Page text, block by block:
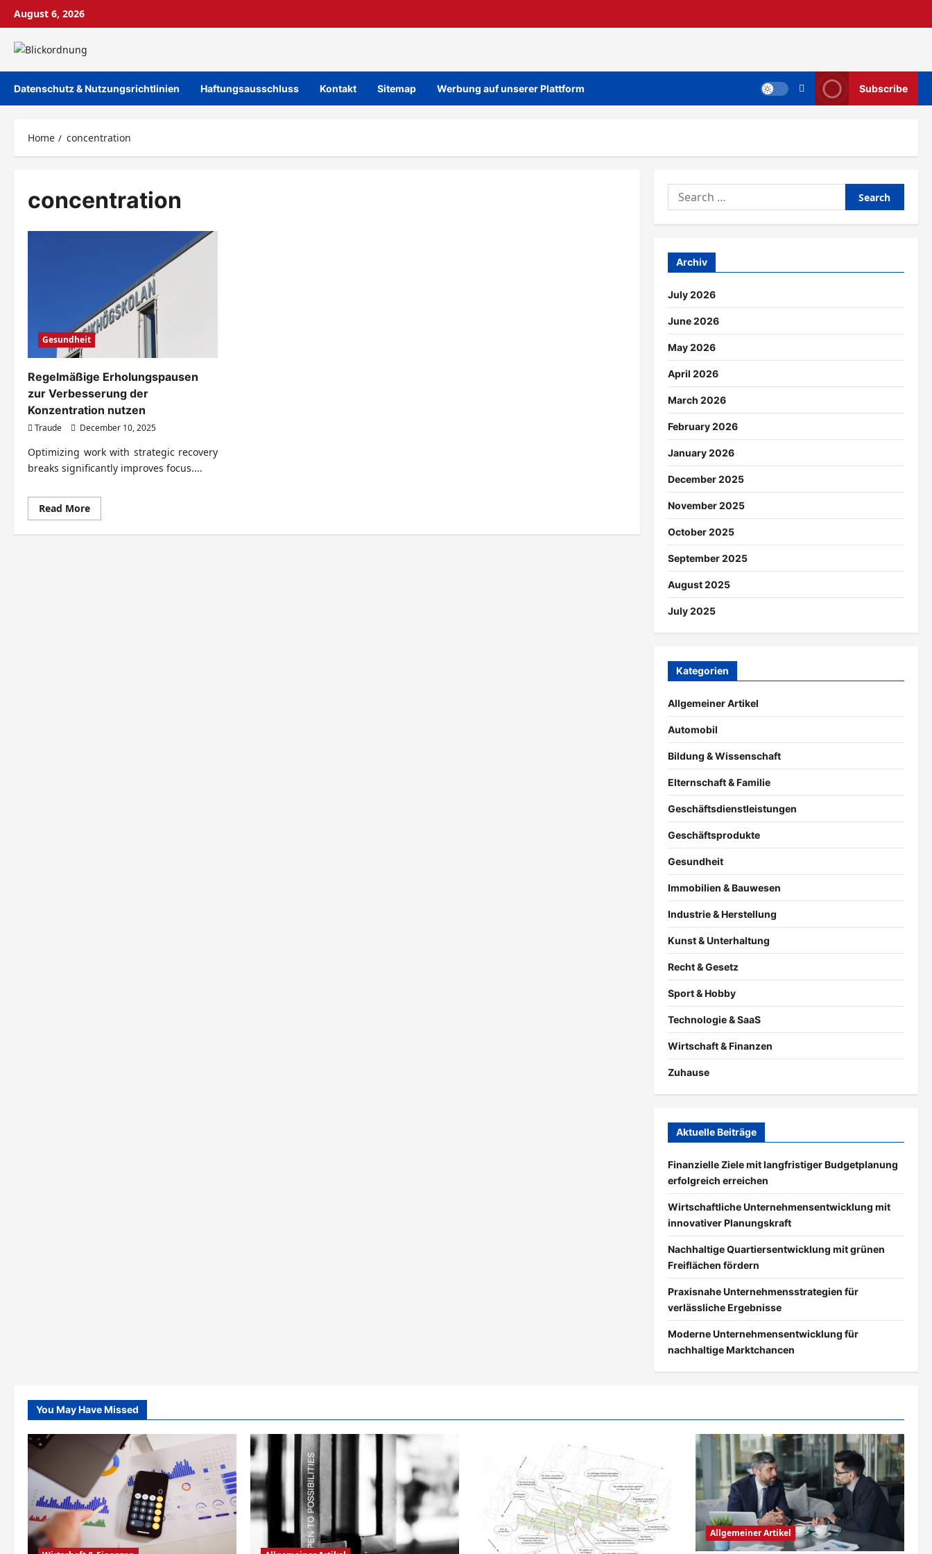
Skip
content
August 6, 2026
Datenschutz & Nutzungsrichtlinien Haftungsausschluss Kontakt Sitemap Werbung auf unserer Plattform Subscribe
Home concentration
concentration
Gesundheit
Regelmäßige Erholungspausen
zur Verbesserung der
Konzentration nutzen
Traude December 10, 2025
Optimizing work with strategic recovery
breaks significantly improves focus....
Read MoreRead
more
Regelmäßige
Search
for:
Archiv
July 2026
June 2026
May 2026
April 2026
March 2026
February 2026
January 2026
December 2025
November 2025
October 2025
September 2025
August 2025
July 2025
Kategorien
Allgemeiner Artikel
Automobil
Bildung & Wissenschaft
Elternschaft & Familie
Geschäftsdienstleistungen
Geschäftsprodukte
Gesundheit
Immobilien & Bauwesen
Industrie & Herstellung
Kunst & Unterhaltung
Recht & Gesetz
Sport & Hobby
Technologie & SaaS
Wirtschaft & Finanzen
Zuhause
Aktuelle Beiträge
Finanzielle Ziele mit langfristiger Budgetplanung
erfolgreich erreichen
Wirtschaftliche Unternehmensentwicklung mit
innovativer Planungskraft
Nachhaltige Quartiersentwicklung mit grünen
Freiflächen fördern
Praxisnahe Unternehmensstrategien für
verlässliche Ergebnisse
Moderne Unternehmensentwicklung für
nachhaltige Marktchancen
You May Have Missed
Allgemeiner Artikel